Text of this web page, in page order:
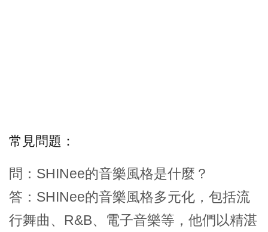
常見問題：
問：SHINee的音樂風格是什麼？
答：SHINee的音樂風格多元化，包括流
行舞曲、R&B、電子音樂等，他們以精湛